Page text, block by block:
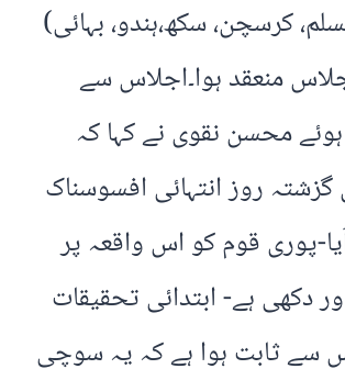
کرسچن، سکھ،ہندو، بہائی)
منعقد ہوا۔اجلاس سے
محسن نقوی نے کہا کہ
گزشتہ روز انتہائی افسوسناک
پوری قوم کو اس واقعہ پر
دکھی ہے- ابتدائی تحقیقات
سے ثابت ہوا ہے کہ یہ سوچی